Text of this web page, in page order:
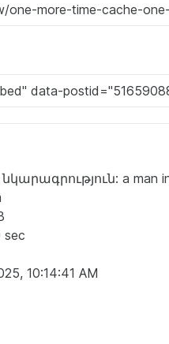
a man in
sec
10:14:41 AM